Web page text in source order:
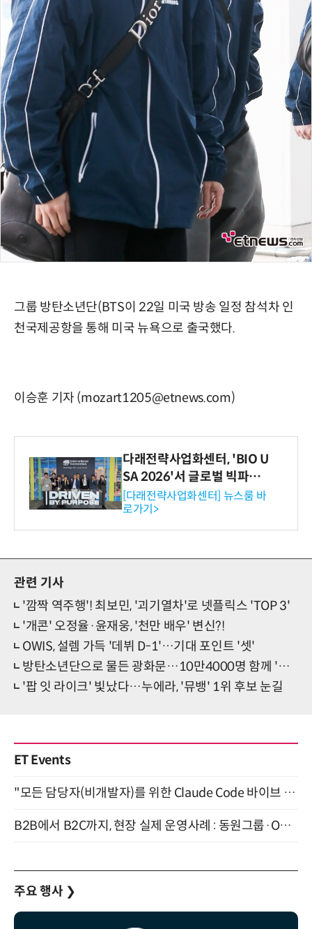
그룹 방탄소년단(BTS이 22일 미국 방송 일정 참석차 인
천국제공항을 통해 미국 뉴욕으로 출국했다.
이승훈 기자 (mozart1205@etnews.com)
다래전략사업화센터, 'BIO U
SA 2026'서 글로벌 빅파마
와의 비즈니스 미팅 지원…K
-바이오 해외 진출 교두보 확
보
[다래전략사업화센터] 뉴스룸 바
로가기>
관련 기사
'깜짝 역주행'! 최보민, '괴기열차'로 넷플릭스 'TOP 3'
'개콘' 오정율·윤재웅, '천만 배우' 변신?!
OWIS, 설렘 가득 '데뷔 D-1'…기대 포인트 '셋'
방탄소년단으로 물든 광화문…10만4000명 함께 '압도적 귀환'
'팝 잇 라이크' 빛났다…누에라, '뮤뱅' 1위 후보 눈길
ET Events
"모든 담당자(비개발자)를 위한 Claude Code 바이브 코딩 2-day 부트캠프" 9월 16~17일 개최
B2B에서 B2C까지, 현장 실제 운영사례 : 동원그룹·OCI·다이닝브랜즈그룹·당근 (8/27)
주요 행사 ❯